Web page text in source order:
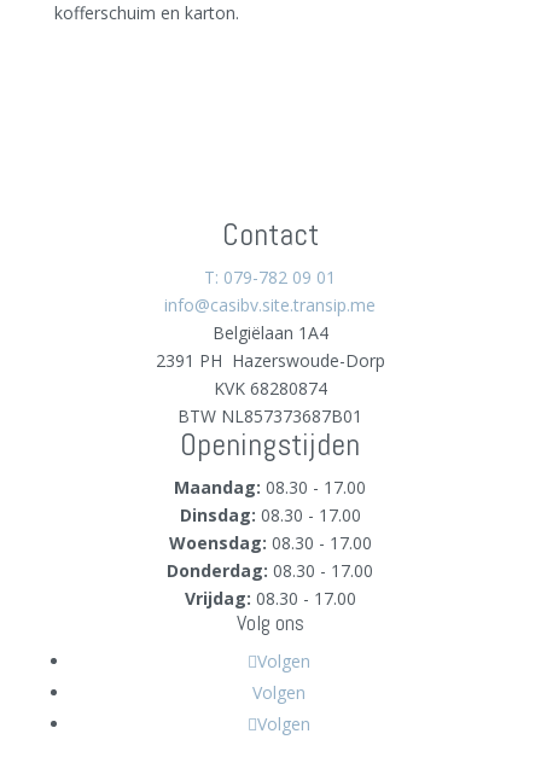
kofferschuim en karton.
Contact
T: 079-782 09 01
info@casibv.site.transip.me
Belgiëlaan 1A4
2391 PH Hazerswoude-Dorp
KVK 68280874
BTW NL857373687B01
Openingstijden
Maandag: 08.30 - 17.00
Dinsdag: 08.30 - 17.00
Woensdag: 08.30 - 17.00
Donderdag: 08.30 - 17.00
Vrijdag: 08.30 - 17.00
Volg ons
Volgen
Volgen
Volgen